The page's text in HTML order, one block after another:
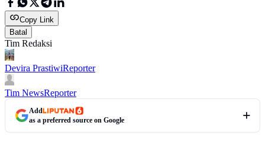
Copy Link
Batal
Tim Redaksi
Devira PrastiwiReporter
Tim NewsReporter
Add
as a preferred source on Google